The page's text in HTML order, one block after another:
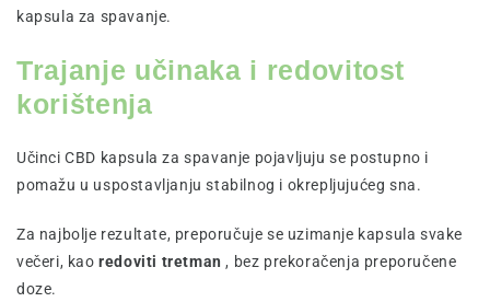
kapsula za spavanje.
Trajanje učinaka i redovitost
korištenja
Učinci CBD kapsula za spavanje pojavljuju se postupno i
pomažu u uspostavljanju stabilnog i okrepljujućeg sna.
Za najbolje rezultate, preporučuje se uzimanje kapsula svake
večeri, kaoredoviti tretman , bez prekoračenja preporučene
doze.